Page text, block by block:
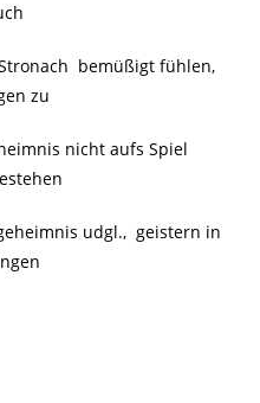
bemüßigt fühlen,
zu
nicht aufs Spiel
udgl., geistern in